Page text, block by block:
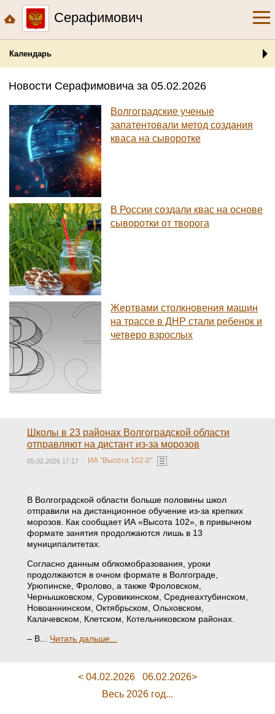
Серафимович
Календарь
Новости Серафимовича за 05.02.2026
Волгоградские ученые
запатентовали метод создания
кваса на сыворотке
В России создали квас на основе
сыворотки от творога
Жертвами столкновения машин
на трассе в ДНР стали ребенок и
четверо взрослых
Школы в 23 районах Волгоградской области
отправляют на дистант из-за морозов
05.02.2026 17:17 ИА "Высота 102.0"
В Волгоградской области больше половины школ
отправили на дистанционное обучение из-за крепких
морозов. Как сообщает ИА «Высота 102», в привычном
формате занятия продолжаются лишь в 13
муниципалитетах.
Согласно данным облкомобразования, уроки
продолжаются в очном формате в Волгограде,
Урюпинске, Фролово, а также Фроловском,
Чернышковском, Суровикинском, Среднеахтубинском,
Новоаннинском, Октябрьском, Ольховском,
Калачевском, Клетском, Котельниковском районах.
– В... Читать дальше...
< 04.02.2026
06.02.2026>
Весь 2026 год...